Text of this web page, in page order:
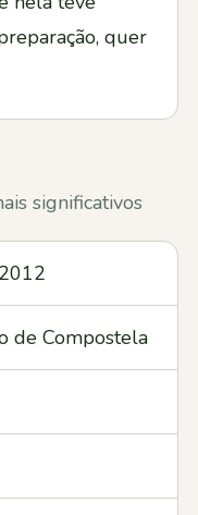
quer
significativos
de Compostela